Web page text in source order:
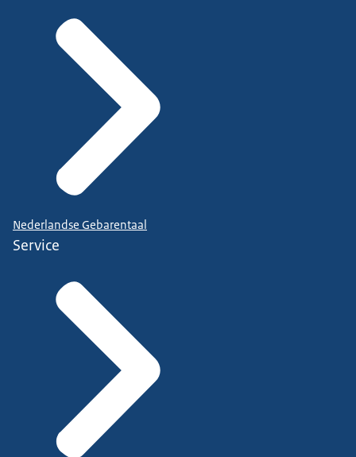
Nederlandse Gebarentaal
Service